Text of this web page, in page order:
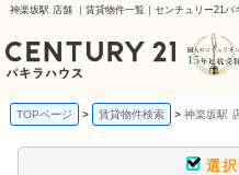
神楽坂駅 店舗 ｜賃貸物件一覧｜センチュリー21パ
TOPページ 賃貸物件検索 神楽坂駅
選